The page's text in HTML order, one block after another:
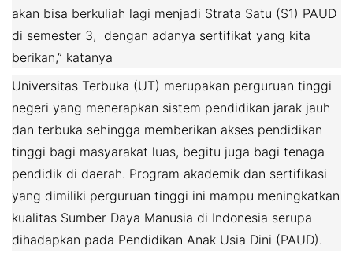
akan bisa berkuliah lagi menjadi Strata Satu (S1) PAUD
di semester 3, dengan adanya sertifikat yang kita
berikan,” katanya
Universitas Terbuka (UT) merupakan perguruan tinggi
negeri yang menerapkan sistem pendidikan jarak jauh
dan terbuka sehingga memberikan akses pendidikan
tinggi bagi masyarakat luas, begitu juga bagi tenaga
pendidik di daerah. Program akademik dan sertifikasi
yang dimiliki perguruan tinggi ini mampu meningkatkan
kualitas Sumber Daya Manusia di Indonesia serupa
dihadapkan pada Pendidikan Anak Usia Dini (PAUD).